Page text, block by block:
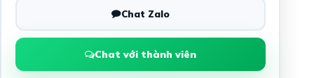
Chat Zalo
Chat với thành viên